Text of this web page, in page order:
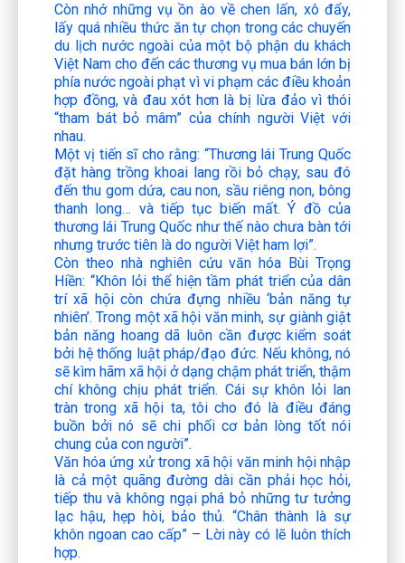
Còn nhớ những vụ ồn ào về chen lấn, xô đẩy,
lấy quá nhiều thức ăn tự chọn trong các chuyến
du lịch nước ngoài của một bộ phận du khách
Việt Nam cho đến các thương vụ mua bán lớn bị
phía nước ngoài phạt vì vi phạm các điều khoản
hợp đồng, và đau xót hơn là bị lừa đảo vì thói
“tham bát bỏ mâm” của chính người Việt với
nhau.
Một vị tiến sĩ cho rằng: “Thương lái Trung Quốc
đặt hàng trồng khoai lang rồi bỏ chạy, sau đó
đến thu gom dứa, cau non, sầu riêng non, bông
thanh long… và tiếp tục biến mất. Ý đồ của
thương lái Trung Quốc như thế nào chưa bàn tới
nhưng trước tiên là do người Việt ham lợi”.
Còn theo nhà nghiên cứu văn hóa Bùi Trọng
Hiền: “Khôn lỏi thể hiện tầm phát triển của dân
trí xã hội còn chứa đựng nhiều ‘bản năng tự
nhiên’. Trong một xã hội văn minh, sự giành giật
bản năng hoang dã luôn cần được kiểm soát
bởi hệ thống luật pháp/đạo đức. Nếu không, nó
sẽ kìm hãm xã hội ở dạng chậm phát triển, thậm
chí không chịu phát triển. Cái sự khôn lỏi lan
tràn trong xã hội ta, tôi cho đó là điều đáng
buồn bởi nó sẽ chi phối cơ bản lòng tốt nói
chung của con người”.
Văn hóa ứng xử trong xã hội văn minh hội nhập
là cả một quãng đường dài cần phải học hỏi,
tiếp thu và không ngại phá bỏ những tư tưởng
lạc hậu, hẹp hòi, bảo thủ.“Chân thành là sự
khôn ngoan cao cấp”– Lời này có lẽ luôn thích
hợp.